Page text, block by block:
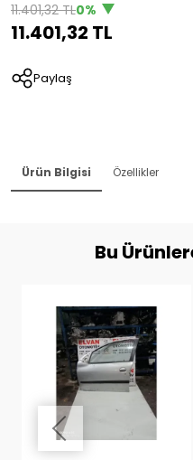
11.401,32 TL0%
11.401,32 TL
Paylaş
Ürün Bilgisi Özellikler
Bu